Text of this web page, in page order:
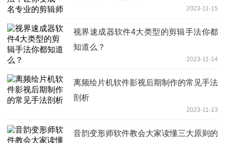
2023-11-15
视界速成器软件4大类型的剪辑手法你都
知道么？
2023-11-14
离频绘片机软件影视后期制作的常见手法
剖析
2023-11-13
音韵变形师软件教会大家读懂三大原则的